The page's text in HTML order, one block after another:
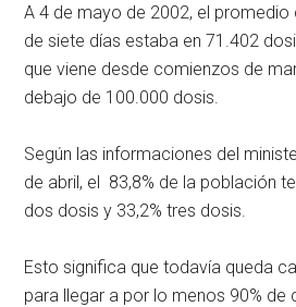
A 4 de mayo de 2002, el promedio
de siete días estaba en 71.402
que viene desde comienzos de
debajo de 100.000 dosis.
Según las informaciones del
de abril, el 83,8% de la población
dos dosis y 33,2% tres dosis.
Esto significa que todavía queda
para llegar a por lo menos 90% de